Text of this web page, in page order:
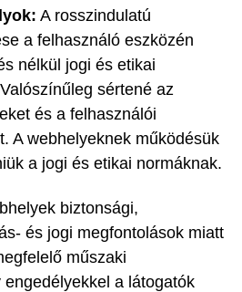
A rosszindulatú
a felhasználó eszközén
nélkül jogi és etikai
sértené az
és a felhasználói
A webhelyeknek működésük
a jogi és etikai normáknak.
biztonsági,
és jogi megfontolások miatt
műszaki
a látogatók